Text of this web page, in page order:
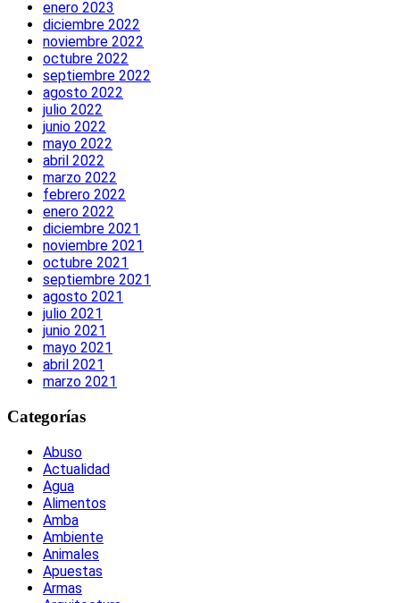
enero 2023
diciembre 2022
noviembre 2022
octubre 2022
septiembre 2022
agosto 2022
julio 2022
junio 2022
mayo 2022
abril 2022
marzo 2022
febrero 2022
enero 2022
diciembre 2021
noviembre 2021
octubre 2021
septiembre 2021
agosto 2021
julio 2021
junio 2021
mayo 2021
abril 2021
marzo 2021
Categorías
Abuso
Actualidad
Agua
Alimentos
Amba
Ambiente
Animales
Apuestas
Armas